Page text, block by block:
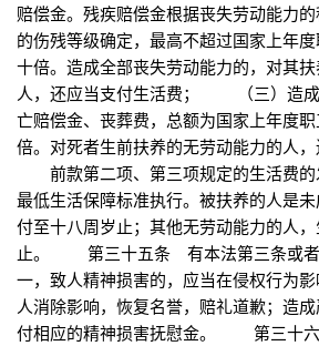
赔偿金。残疾赔偿金根据丧失劳动能力
的伤残等级确定，最高不超过国家上年
十倍。造成全部丧失劳动能力的，对其
人，还应当支付生活费； （三）造成
亡赔偿金、丧葬费，总额为国家上年度
倍。对死者生前扶养的无劳动能力的人，
前款第二项、第三项规定的生活费的
最低生活保障标准执行。被扶养的人是
付至十八周岁止；其他无劳动能力的人
止。 第三十五条 有本法第三条或者
一，致人精神损害的，应当在侵权行为
人消除影响，恢复名誉，赔礼道歉；造
付相应的精神损害抚慰金。 第三十